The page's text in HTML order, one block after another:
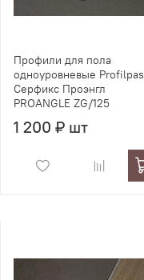
Профили для пола
одноуровневые Profilpas
Серфикс Проэнгл
PROANGLE ZG/125
1 200 ₽ шт